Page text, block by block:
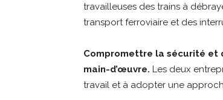
travailleuses des trains à
transport ferroviaire et des
Compromettre la sécurité et
main-d’œuvre. Les deux
travail et à adopter une